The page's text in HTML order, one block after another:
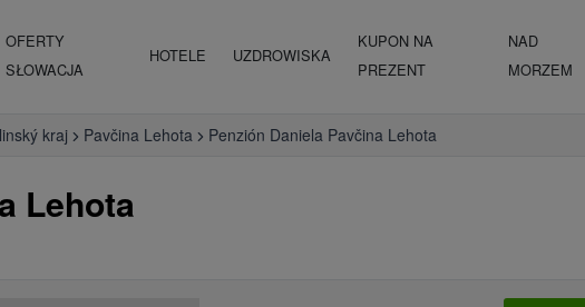
OFERTY
SŁOWACJA
HOTELE UZDROWISKA
KUPON NA
PREZENT
NAD
MORZEM
kraj Pavčina Lehota Penzión Daniela Pavčina Lehota
Lehota